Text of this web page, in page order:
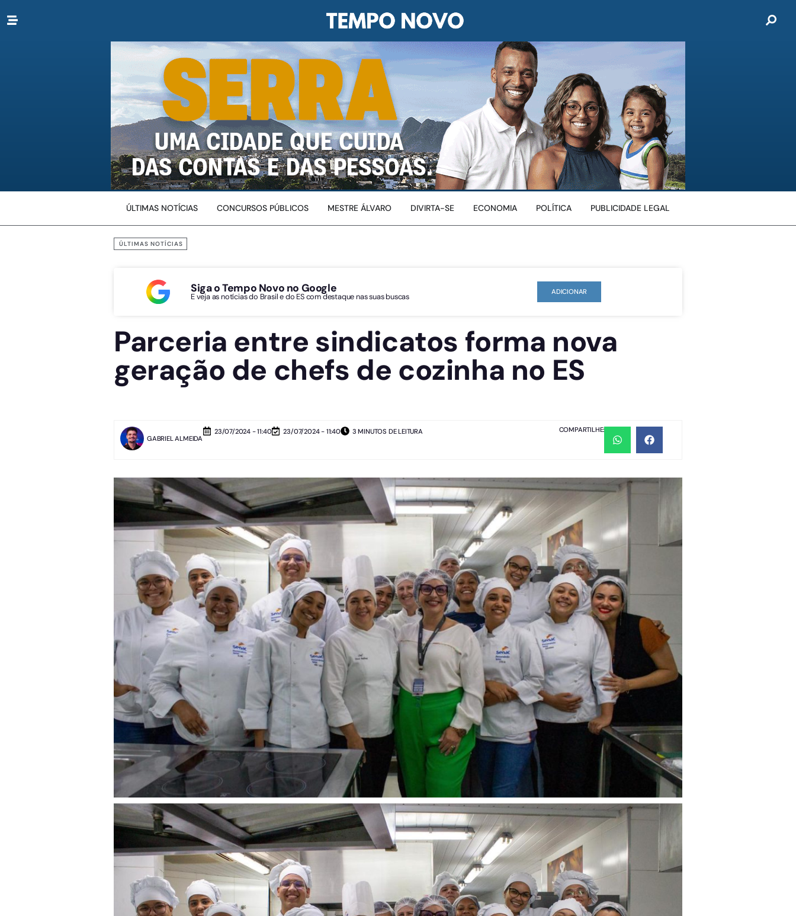
ÚLTIMAS NOTÍCIAS CONCURSOS PÚBLICOS MESTRE ÁLVARO DIVIRTA-SE ECONOMIA POLÍTICA PUBLICIDADE LEGAL
ÚLTIMAS NOTÍCIAS
Siga o Tempo Novo no Google
E veja as notícias do Brasil e do ES com destaque nas suas buscas ADICIONAR
Parceria entre sindicatos forma nova
geração de chefs de cozinha no ES
GABRIEL ALMEIDA
23/07/2024 - 11:40 23/07/2024 - 11:40 3 MINUTOS DE LEITURA COMPARTILHE: